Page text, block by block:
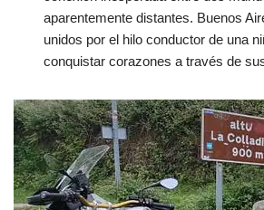
aparentemente distantes. Buenos
unidos por el hilo conductor de una
conquistar corazones a través de